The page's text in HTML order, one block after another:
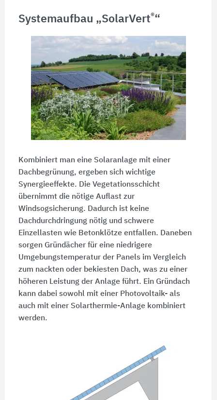
Systemaufbau „SolarVert®“
Kombiniert man eine Solaranlage mit einer
Dachbegrünung, ergeben sich wichtige
Synergieeffekte. Die Vegetationsschicht
übernimmt die nötige Auflast zur
Windsogsicherung. Dadurch ist keine
Dachdurchdringung nötig und schwere
Einzellasten wie Betonklötze entfallen. Daneben
sorgen Gründächer für eine niedrigere
Umgebungstemperatur der Panels im Vergleich
zum nackten oder bekiesten Dach, was zu einer
höheren Leistung der Anlage führt. Ein Gründach
kann dabei sowohl mit einer Photovoltaik- als
auch mit einer Solarthermie-Anlage kombiniert
werden.